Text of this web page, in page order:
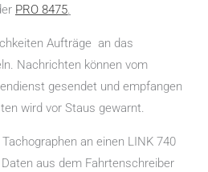
PRO 8475.
Aufträge an das
Nachrichten können vom
gesendet und empfangen
wird vor Staus gewarnt.
an einen LINK 740
aus dem Fahrtenschreiber